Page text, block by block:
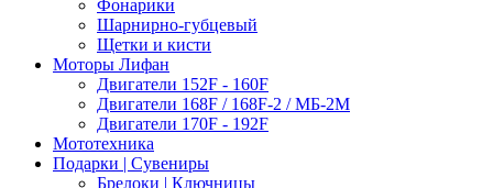
Фонарики
Шарнирно-губцевый
Щетки и кисти
Моторы Лифан
Двигатели 152F - 160F
Двигатели 168F / 168F-2 / МБ-2М
Двигатели 170F - 192F
Мототехника
Подарки | Сувениры
Брелоки | Ключницы